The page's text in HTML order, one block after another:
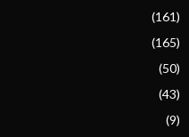
(161)
(165)
(50)
(43)
(9)